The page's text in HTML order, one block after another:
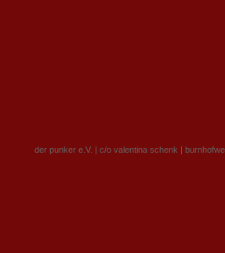
der punker e.V. | c/o valentina schenk |